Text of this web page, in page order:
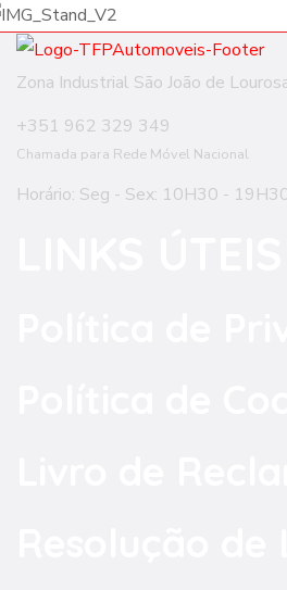
Zona Industrial São João de
+351 962 329 349
Chamada para Rede Móvel Nacional
Horário: Seg - Sex: 10H30 -